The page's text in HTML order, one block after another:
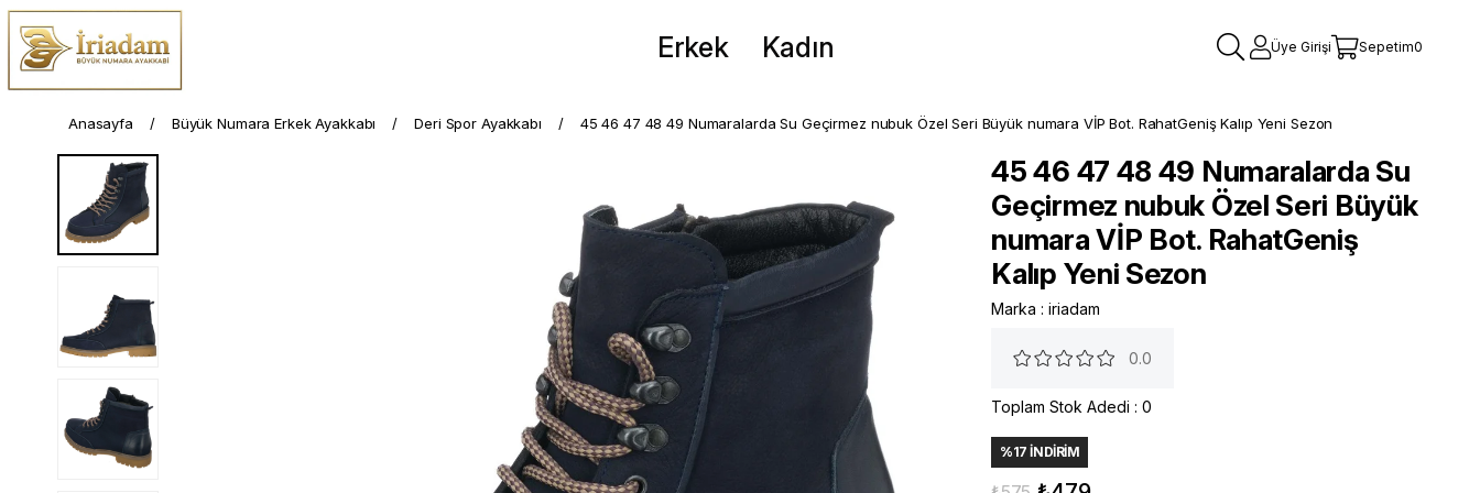
Erkek Kadın Üye Girişi Sepetim0
Anasayfa Büyük Numara Erkek Ayakkabı Deri Spor Ayakkabı 45 46 47 48 49 Numaralarda Su Geçirmez nubuk Özel Seri Büyük numara VİP Bot. RahatGeniş Kalıp Yeni Sezon
45 46 47 48 49 Numaralarda Su
Geçirmez nubuk Özel Seri Büyük
numara VİP Bot. RahatGeniş
Kalıp Yeni Sezon
Marka : iriadam
0.0
Toplam Stok Adedi : 0
%17 İNDIRIM